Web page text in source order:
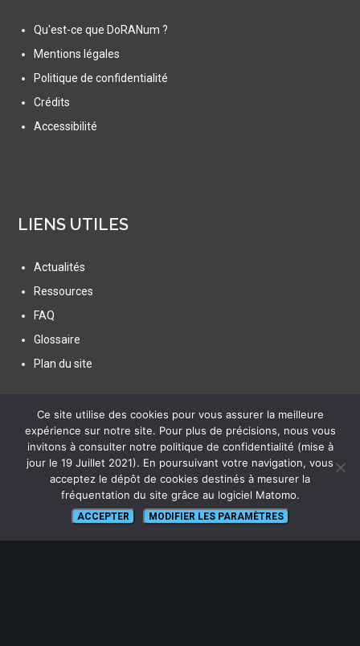
Qu'est-ce que DoRANum ?
Mentions légales
Politique de confidentialité
Crédits
Accessibilité
LIENS UTILES
Actualités
Ressources
FAQ
Glossaire
Plan du site
SUIVEZ NOUS
Ce site utilise des cookies pour vous assurer la meilleure
expérience sur notre site. Pour plus de précisions, nous vous
invitons à consulter notre politique de confidentialité (mise à
jour le 19 Juillet 2021). En poursuivant votre navigation, vous
acceptez le dépôt de cookies destinés à mesurer la
fréquentation du site grâce au logiciel Matomo.
ACCEPTER MODIFIER LES PARAMÈTRES